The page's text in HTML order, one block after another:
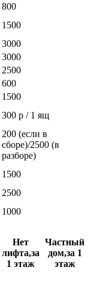
800
1500
3000
3000
2500
600
1500
300 р / 1 ящ
200 (если в
сборе)/2500 (в
разборе)
1500
2500
1000
Нет
лифта,за
1 этаж
Частный
дом,за 1
этаж